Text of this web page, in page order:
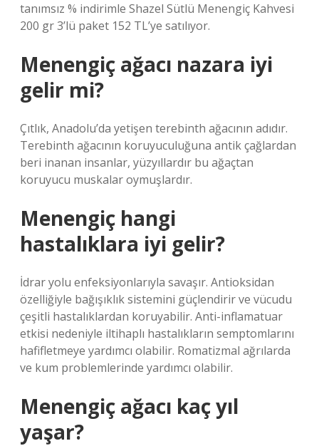
tanımsız % indirimle Shazel Sütlü Menengiç Kahvesi
200 gr 3’lü paket 152 TL’ye satılıyor.
Menengiç ağacı nazara iyi
gelir mi?
Çıtlık, Anadolu’da yetişen terebinth ağacının adıdır.
Terebinth ağacının koruyuculuğuna antik çağlardan
beri inanan insanlar, yüzyıllardır bu ağaçtan
koruyucu muskalar oymuşlardır.
Menengiç hangi
hastalıklara iyi gelir?
İdrar yolu enfeksiyonlarıyla savaşır. Antioksidan
özelliğiyle bağışıklık sistemini güçlendirir ve vücudu
çeşitli hastalıklardan koruyabilir. Anti-inflamatuar
etkisi nedeniyle iltihaplı hastalıkların semptomlarını
hafifletmeye yardımcı olabilir. Romatizmal ağrılarda
ve kum problemlerinde yardımcı olabilir.
Menengiç ağacı kaç yıl
yaşar?